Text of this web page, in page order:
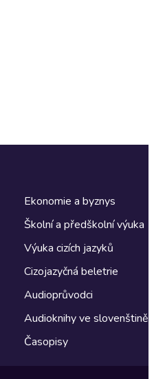
Ekonomie a byznys
Školní a předškolní výuka
Výuka cizích jazyků
Cizojazyčná beletrie
Audioprůvodci
Audioknihy ve slovenštině
Časopisy